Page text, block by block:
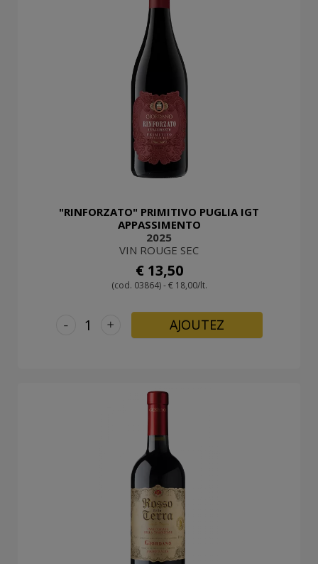
"RINFORZATO" PRIMITIVO PUGLIA IGT
APPASSIMENTO
2025
VIN ROUGE SEC
€ 13,50
(cod. 03864) - € 18,00/lt.
+
- AJOUTEZ